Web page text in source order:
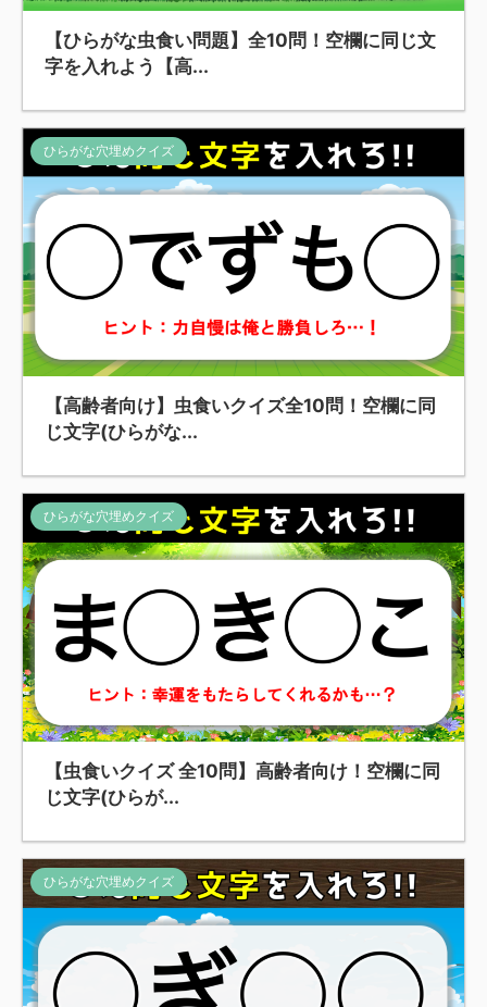
【ひらがな虫食い問題】全10問！空欄に同じ文
字を入れよう【高...
ひらがな穴埋めクイズ
【高齢者向け】虫食いクイズ全10問！空欄に同
じ文字(ひらがな...
ひらがな穴埋めクイズ
【虫食いクイズ 全10問】高齢者向け！空欄に同
じ文字(ひらが...
ひらがな穴埋めクイズ